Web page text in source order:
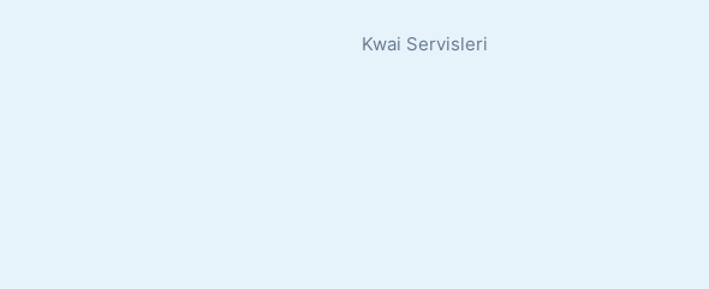
Kwai Servisleri